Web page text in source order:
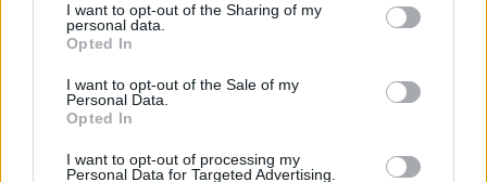
I want to opt-out of the Sharing of my
personal data.
Opted In
I want to opt-out of the Sale of my
Personal Data.
Opted In
I want to opt-out of processing my
Personal Data for Targeted Advertising.
Esim for USA|Esim for Italy| Esim for Spain|Esim